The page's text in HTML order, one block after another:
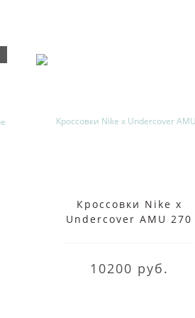
Кроссовки Nike x
Undercover AMU 270
10200 руб.